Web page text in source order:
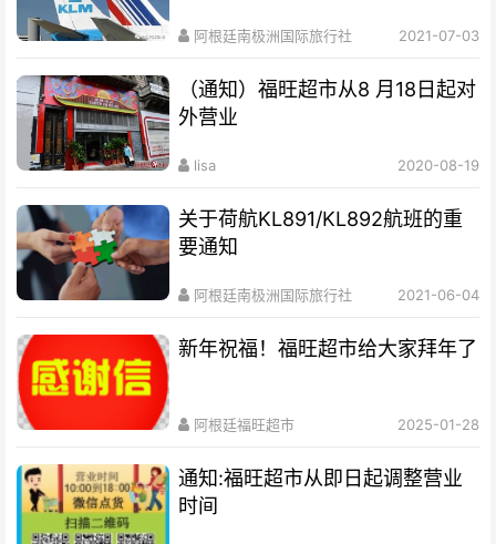
阿根廷南极洲国际旅行社 2021-07-03
（通知）福旺超市从8 月18日起对
外营业
lisa 2020-08-19
关于荷航KL891/KL892航班的重
要通知
阿根廷南极洲国际旅行社 2021-06-04
新年祝福！福旺超市给大家拜年了
阿根廷福旺超市 2025-01-28
通知:福旺超市从即日起调整营业
时间